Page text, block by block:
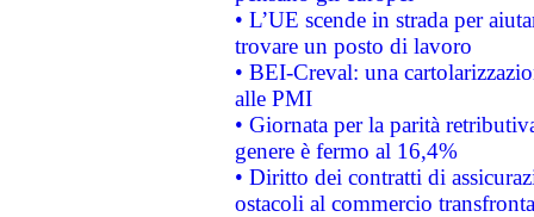
• L’UE scende in strada per
trovare un posto di lavoro
• BEI-Creval: una
alle PMI
• Giornata per la parità
genere è fermo al 16,4%
• Diritto dei contratti di
ostacoli al commercio